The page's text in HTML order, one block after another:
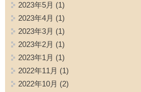
2023年5月 (1)
2023年4月 (1)
2023年3月 (1)
2023年2月 (1)
2023年1月 (1)
2022年11月 (1)
2022年10月 (2)